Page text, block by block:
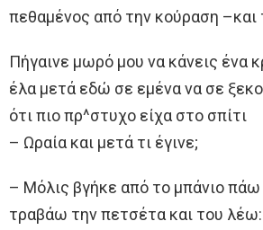
πεθαμένος από την κούραση –και
Πήγαινε μωρό μου να κάνεις ένα
έλα μετά εδώ σε εμένα να σε
ότι πιο πρ^στυχο είχα στο σπίτι
– Ωραία και μετά τι έγινε;
– Μόλις βγήκε από το μπάνιο
τραβάω την πετσέτα και του λέω: